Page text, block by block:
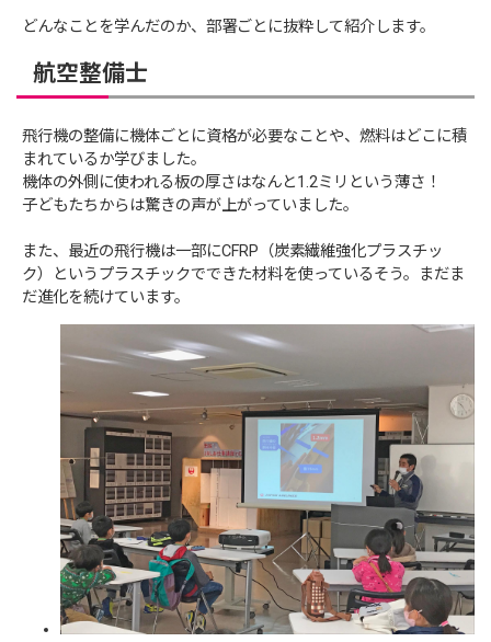
どんなことを学んだのか、部署ごとに抜粋して紹介します。
航空整備士
飛行機の整備に機体ごとに資格が必要なことや、燃料はどこに積
まれているか学びました。
機体の外側に使われる板の厚さはなんと1.2ミリという薄さ！
子どもたちからは驚きの声が上がっていました。
また、最近の飛行機は一部にCFRP（炭素繊維強化プラスチッ
ク）というプラスチックでできた材料を使っているそう。まだま
だ進化を続けています。